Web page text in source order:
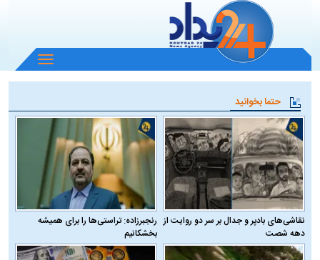
باز
و
منو
حتما بخوانید
نقاشی‌های بادپر و جدال بر سر دو روایت از
دهه شصت
رنجبرزاده: تراستی‌ها را برای همیشه
بخشکانیم